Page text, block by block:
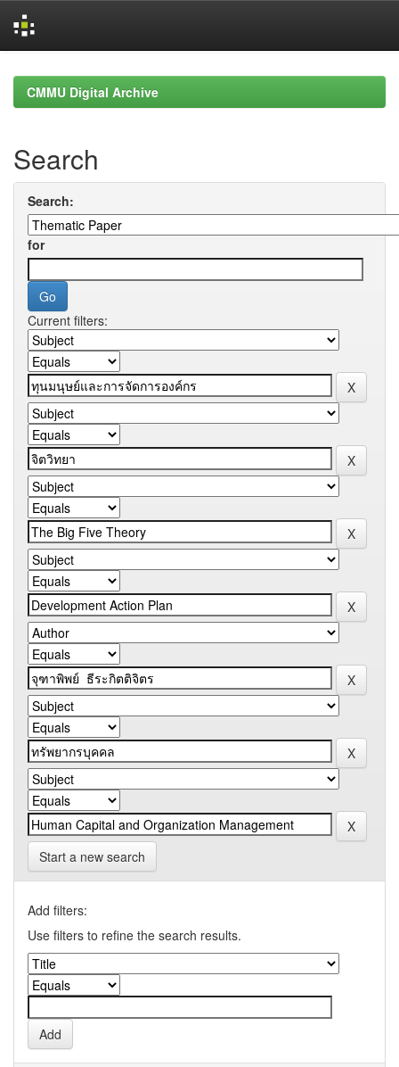
navigationCMMU Digital Archive
Search
Search:
for
Current filters:
Start a new search
Add filters:
Use filters to refine the search results.